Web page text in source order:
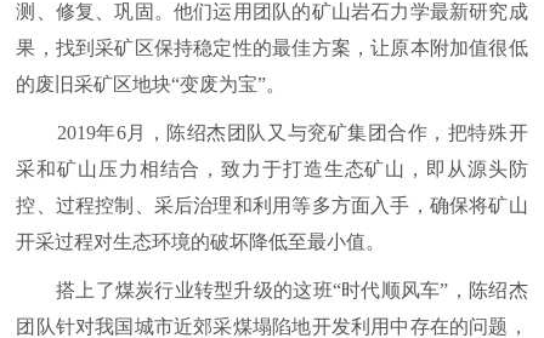
测、修复、巩固。他们运用团队的矿山岩石力学最新研究成
果，找到采矿区保持稳定性的最佳方案，让原本附加值很低
的废旧采矿区地块“变废为宝”。
2019年6月，陈绍杰团队又与兖矿集团合作，把特殊开
采和矿山压力相结合，致力于打造生态矿山，即从源头防
控、过程控制、采后治理和利用等多方面入手，确保将矿山
开采过程对生态环境的破坏降低至最小值。
搭上了煤炭行业转型升级的这班“时代顺风车”，陈绍杰
团队针对我国城市近郊采煤塌陷地开发利用中存在的问题，